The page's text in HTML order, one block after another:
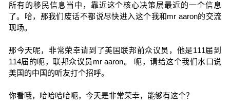
所有的移民信息当中，靠近这个核心决策层最近的一个信息
了。哈，那我们废话不都说尽快进入这个我和mr aaron的交流
现场。
那今天呢，非常荣幸请到了美国联邦前众议员，他是111届到
114届的呃，联邦众议员mr aaron。 呃，请给这个我们水口说
美国的中国的听友打个招呼。
你看哦，哈哈哈哈呃，今天是非常荣幸，能够有这个？